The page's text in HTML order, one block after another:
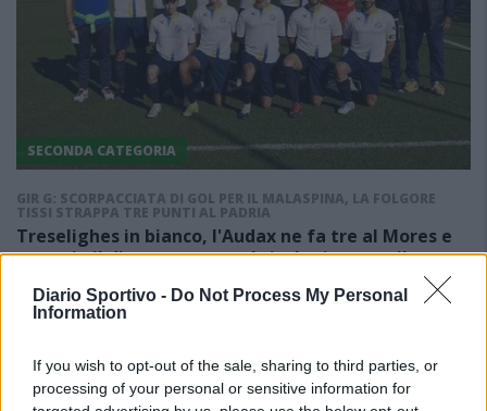
Diario Sportivo - Do Not Process My Personal
Information
If you wish to opt-out of the sale, sharing to third parties, or
processing of your personal or sensitive information for
SECONDA CATEGORIA
GIR G: SCORPACCIATA DI GOL PER IL MALASPINA, LA FOLGORE
TISSI STRAPPA TRE PUNTI AL PADRIA
Treselighes in bianco, l'Audax ne fa tre al Mores e
accorcia il distacco: corsa al titolo riaperta; il
22 Mar 2022
capolista è costretta a guardarsi le spalle dal ritorno dell'Audax
Algherese, distante appena tre lunghezze. I primi della classe si…